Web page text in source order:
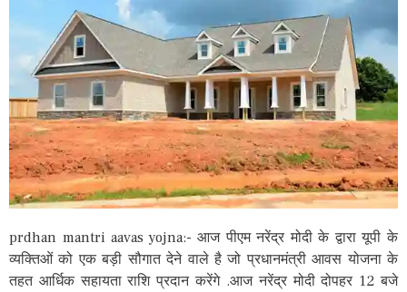
prdhan mantri aavas yojna:- आज पीएम नरेंद्र मोदी के द्वारा यूपी के
व्यक्तिओं को एक बड़ी सौगात देने वाले है जो प्रधानमंत्री आवस योजना के
तहत आर्धिक सहायता राशि प्रदान करेंगे .आज नरेंद्र मोदी दोपहर 12 बजे